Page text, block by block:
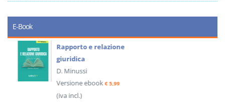
E-Book
Rapporto e relazione
giuridica
D. Minussi
Versione ebook€ 5,99
(iva incl.)